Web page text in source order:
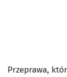
Przeprawa,